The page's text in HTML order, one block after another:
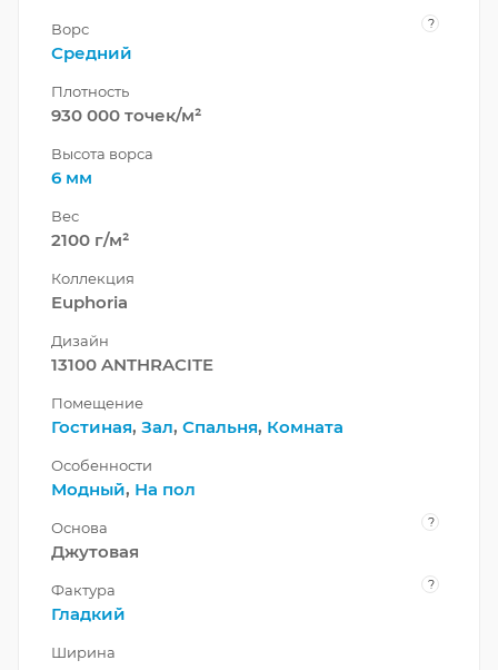
Ворс ?
Средний
Плотность
930 000 точек/м²
Высота ворса
6 мм
Вес
2100 г/м²
Коллекция
Euphoria
Дизайн
13100 ANTHRACITE
Помещение
Гостиная, Зал, Спальня, Комната
Особенности
Модный, На пол
Основа ?
Джутовая
Фактура ?
Гладкий
Ширина